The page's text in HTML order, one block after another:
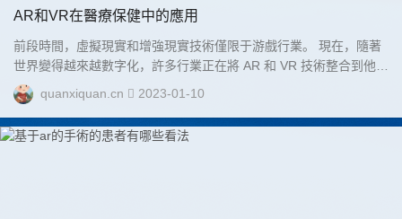
AR和VR在醫療保健中的應用
前段時間，虛擬現實和增強現實技術僅限于游戲行業。 現在，隨著
世界變得越來越數字化，許多行業正在將 AR 和 VR 技術整合到他們
的工作中，并實現看似遙不可及的現實。 其中一個行業是醫療保
健。 據報道，未來五年，醫療保健領域的 AR 和 VR 市場規模將達
到 97 億美元左右。 目前價值約為27億美元。 這意味著該行業到
2027 年將增長 3.5 倍。...
quanxiquan.cn 2023-01-10